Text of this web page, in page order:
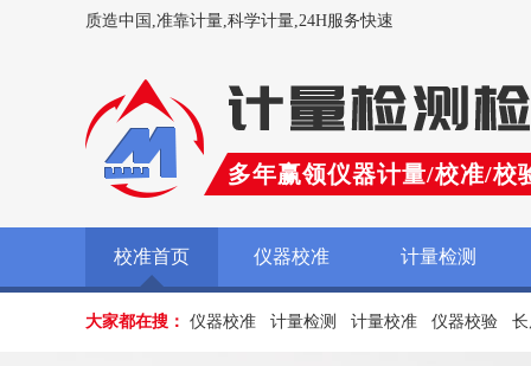
质造中国,准靠计量,科学计量,24H服务快速
多年赢领仪器计量/校准/校
校准首页 仪器校准 计量检测
大家都在搜： 仪器校准 计量检测 计量校准 仪器校验